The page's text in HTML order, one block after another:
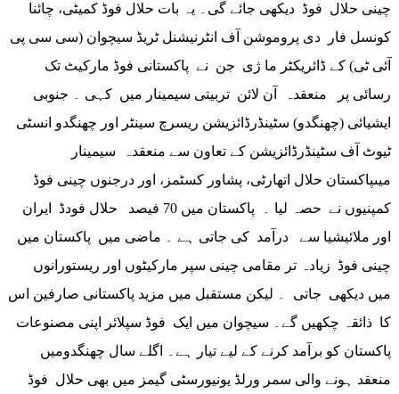
چینی حلال فوڈ دیکھی جائے گی۔ یہ بات حلال فوڈ کمیٹی، چائنا
کونسل فار دی پروموشن آف انٹرنیشنل ٹریڈ سیچوان (سی سی پی
آئی ٹی) کے ڈائریکٹر ما ژی جن نے پاکستانی فوڈ مارکیٹ تک
رسائی پر منعقدہ آن لائن تربیتی سیمینار میں کہی ۔ جنوبی
ایشیائی (چھنگدو) سٹینڈرڈائزیشن ریسرچ سینٹر اور چھنگدو انسٹی
ٹیوٹ آف سٹینڈرڈائزیشن کے تعاون سے منعقدہ سیمینار
میںپاکستان حلال اتھارٹی، پشاور کسٹمز، اور درجنوں چینی فوڈ
کمپنیوں نے حصہ لیا ۔ پاکستان میں 70 فیصد حلال فودڈ ایران
اور ملائیشیا سے درآمد کی جاتی ہے ۔ ماضی میں پاکستان میں
چینی فوڈ زیادہ تر مقامی چینی سپر مارکیٹوں اور ریستورانوں
میں دیکھی جاتی ۔ لیکن مستقبل میں مزید پاکستانی صارفین اس
کا ذائقہ چکھیں گے۔ سیچوان میں ایک فوڈ سپلائر اپنی مصنوعات
پاکستان کو برآمد کرنے کے لیے تیار ہے۔ اگلے سال چھنگدومیں
منعقد ہونے والی سمر ورلڈ یونیورسٹی گیمز میں بھی حلال فوڈ